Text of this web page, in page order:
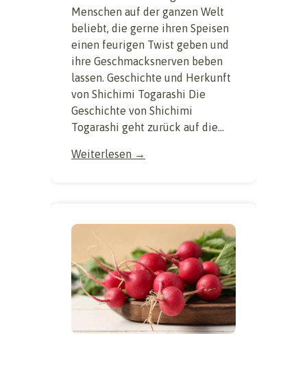
Menschen auf der ganzen Welt
beliebt, die gerne ihren Speisen
einen feurigen Twist geben und
ihre Geschmacksnerven beben
lassen. Geschichte und Herkunft
von Shichimi Togarashi Die
Geschichte von Shichimi
Togarashi geht zurück auf die...
Weiterlesen →